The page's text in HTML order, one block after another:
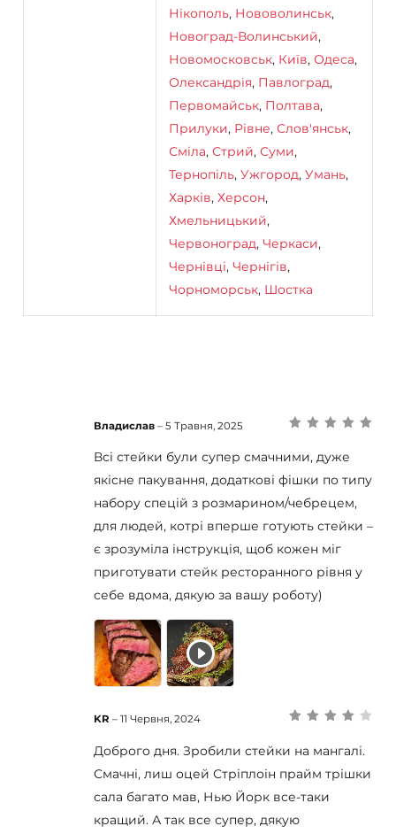
Нікополь, Нововолинськ,
Новоград-Волинський,
Новомосковськ, Київ, Одеса,
Олександрія, Павлоград,
Первомайськ, Полтава,
Прилуки, Рівне, Слов'янськ,
Сміла, Стрий, Суми,
Тернопіль, Ужгород, Умань,
Харків, Херсон,
Хмельницький,
Червоноград, Черкаси,
Чернівці, Чернігів,
Чорноморськ, Шостка
5
Владислав – 5 Травня, 2025
Всі стейки були супер смачними, дуже
якісне пакування, додаткові фішки по типу
набору спецій з розмарином/чебрецем,
для людей, котрі вперше готують стейки –
є зрозуміла інструкція, щоб кожен міг
приготувати стейк ресторанного рівня у
себе вдома, дякую за вашу роботу)
4 з 5
KR – 11 Червня, 2024
Доброго дня. Зробили стейки на мангалі.
Смачні, лиш оцей Стріплоін прайм трішки
сала багато мав, Нью Йорк все-таки
кращий. А так все супер, дякую